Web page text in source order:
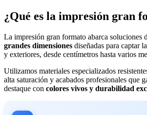
¿Qué es la impresión gran
La impresión gran formato abarca soluciones
grandes dimensiones diseñadas para captar
y exteriores, desde centímetros hasta varios
Utilizamos materiales especializados
alta saturación y acabados profesionales que
destaque con colores vivos y durabilidad